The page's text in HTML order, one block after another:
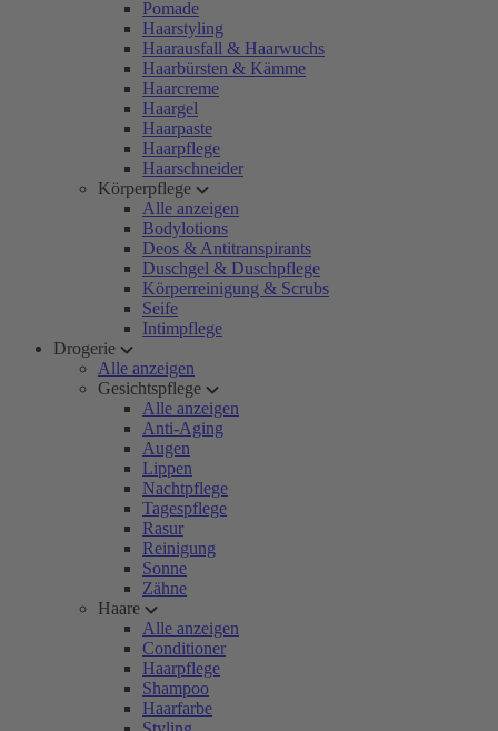
Pomade
Haarstyling
Haarausfall & Haarwuchs
Haarbürsten & Kämme
Haarcreme
Haargel
Haarpaste
Haarpflege
Haarschneider
Körperpflege
Alle anzeigen
Bodylotions
Deos & Antitranspirants
Duschgel & Duschpflege
Körperreinigung & Scrubs
Seife
Intimpflege
Drogerie
Alle anzeigen
Gesichtspflege
Alle anzeigen
Anti-Aging
Augen
Lippen
Nachtpflege
Tagespflege
Rasur
Reinigung
Sonne
Zähne
Haare
Alle anzeigen
Conditioner
Haarpflege
Shampoo
Haarfarbe